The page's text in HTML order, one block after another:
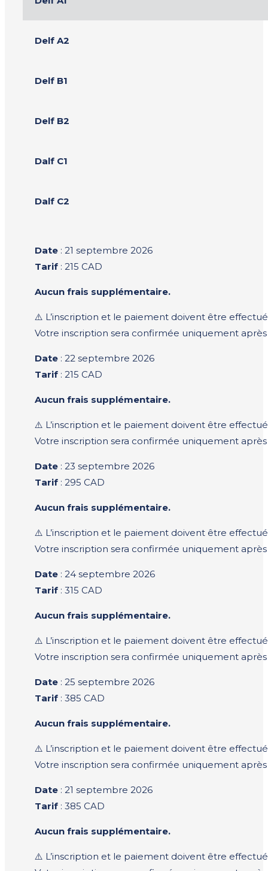
Delf A2
Delf B1
Delf B2
Dalf C1
Dalf C2
Date : 21 septembre 2026
Tarif : 215 CAD
Aucun frais supplémentaire.
⚠️ L’inscription et le paiement doivent être
Votre inscription sera confirmée uniquement
Date : 22 septembre 2026
Tarif : 215 CAD
Aucun frais supplémentaire.
⚠️ L’inscription et le paiement doivent être
Votre inscription sera confirmée uniquement
Date : 23 septembre 2026
Tarif : 295 CAD
Aucun frais supplémentaire.
⚠️ L’inscription et le paiement doivent être
Votre inscription sera confirmée uniquement
Date : 24 septembre 2026
Tarif : 315 CAD
Aucun frais supplémentaire.
⚠️ L’inscription et le paiement doivent être
Votre inscription sera confirmée uniquement
Date : 25 septembre 2026
Tarif : 385 CAD
Aucun frais supplémentaire.
⚠️ L’inscription et le paiement doivent être
Votre inscription sera confirmée uniquement
Date : 21 septembre 2026
Tarif : 385 CAD
Aucun frais supplémentaire.
⚠️ L’inscription et le paiement doivent être